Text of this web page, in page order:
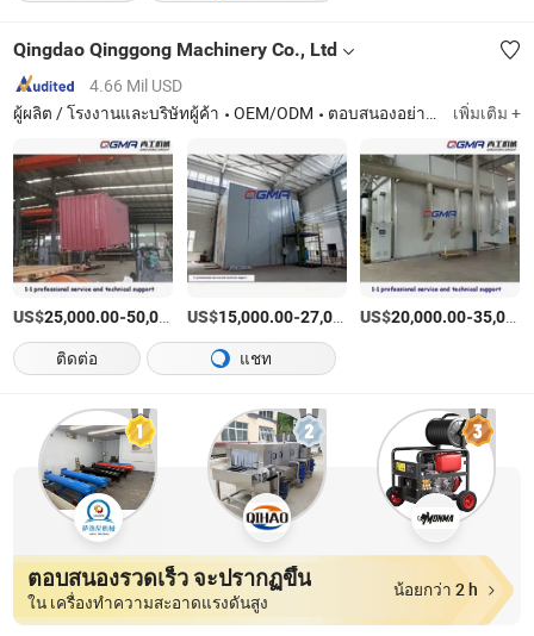
Qingdao Qinggong Machinery Co., Ltd
4.66 Mil USD
ผู้ผลิต / โรงงานและบริษัทผู้ค้า
OEM/ODM ตอบสนองอย่างรวดเร็ว เพิ่มเติม +
US$25,000.00-50,000.00 /บางส่วน
US$15,000.00-27,000.00 /บางส่วน
US$20,000.00-35,000.00
ติดต่อ แชท
ตอบสนองรวดเร็ว จะปรากฏขึ้น
ใน เครื่องทำความสะอาดแรงดันสูง
น้อยกว่า 2 h